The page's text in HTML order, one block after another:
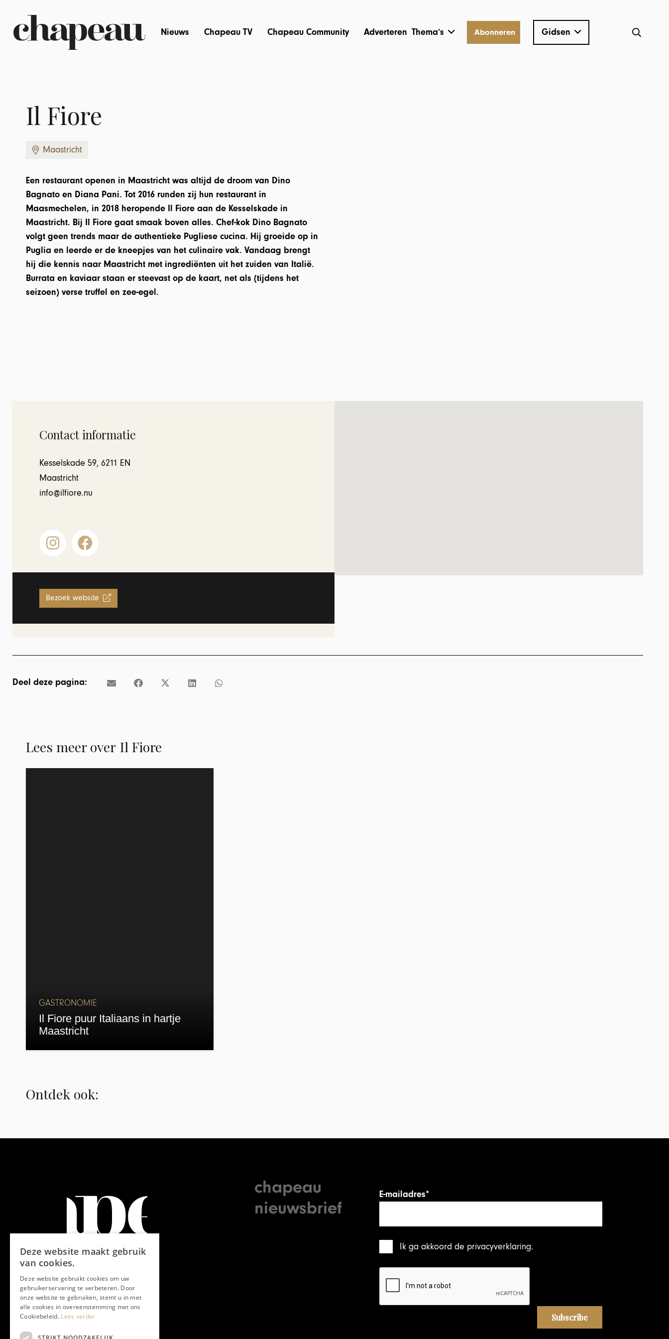
Nieuws Chapeau TV Chapeau Community Adverteren Thema’s Abonneren Gidsen
Il Fiore
Maastricht
Een restaurant openen in Maastricht was altijd de droom van Dino
Bagnato en Diana Pani. Tot 2016 runden zij hun restaurant in
Maasmechelen, in 2018 heropende Il Fiore aan de Kesselskade in
Maastricht. Bij Il Fiore gaat smaak boven alles. Chef-kok Dino Bagnato
volgt geen trends maar de authentieke Pugliese cucina. Hij groeide op in
Puglia en leerde er de kneepjes van het culinaire vak. Vandaag brengt
hij die kennis naar Maastricht met ingrediënten uit het zuiden van Italië.
Burrata en kaviaar staan er steevast op de kaart, net als (tijdens het
seizoen) verse truffel en zee-egel.
Contact informatie
Kesselskade 59, 6211 EN
Maastricht
info@ilfiore.nu
Bezoek website
Deel deze pagina:
Lees meer over Il Fiore
GASTRONOMIE
Il Fiore puur Italiaans in hartje
Maastricht
Ontdek ook:
chapeau
nieuwsbrief
E-mailadres*
Ik ga akkoord de privacyverklaring.
Deze website maakt gebruik
van cookies.
Deze website gebruikt cookies om uw
gebruikerservaring te verbeteren. Door
onze website te gebruiken, stemt u in met
alle cookies in overeenstemming met ons
Cookiebeleid. Lees verder